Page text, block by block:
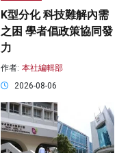
K型分化 科技難解內需
之困 學者倡政策協同發
力
作者: 本社編輯部
2026-08-06